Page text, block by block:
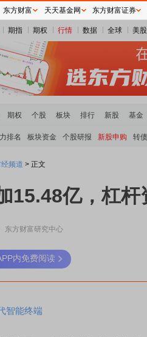
期指 期权 行情 数据 全球 美股
期权 个股 板块 排行 新股 基金
排名 板块资金 个股研报 新股申购 转
经频道 > 正文
15.48亿，杠
东方财富研究中心
内免费阅读
智能终端
稀土板块领涨
东方财富 天天基金网 东方财富证券